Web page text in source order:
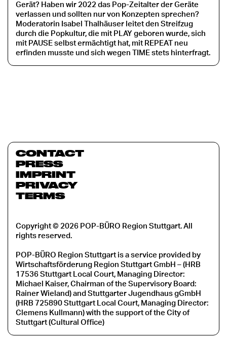
Gerät? Haben wir 2022 das Pop-Zeitalter der Geräte
verlassen und sollten nur von Konzepten sprechen?
Moderatorin Isabel Thalhäuser leitet den Streifzug
durch die Popkultur, die mit PLAY geboren wurde, sich
mit PAUSE selbst ermächtigt hat, mit REPEAT neu
erfinden musste und sich wegen TIME stets hinterfragt.
CONTACT
PRESS
IMPRINT
PRIVACY
TERMS
Copyright © 2026 POP-BÜRO Region Stuttgart. All
rights reserved.
POP-BÜRO Region Stuttgart is a service provided by
Wirtschaftsförderung Region Stuttgart GmbH – (HRB
17536 Stuttgart Local Court, Managing Director:
Michael Kaiser, Chairman of the Supervisory Board:
Rainer Wieland) and Stuttgarter Jugendhaus gGmbH
(HRB 725890 Stuttgart Local Court, Managing Director:
Clemens Kullmann) with the support of the City of
Stuttgart (Cultural Office)